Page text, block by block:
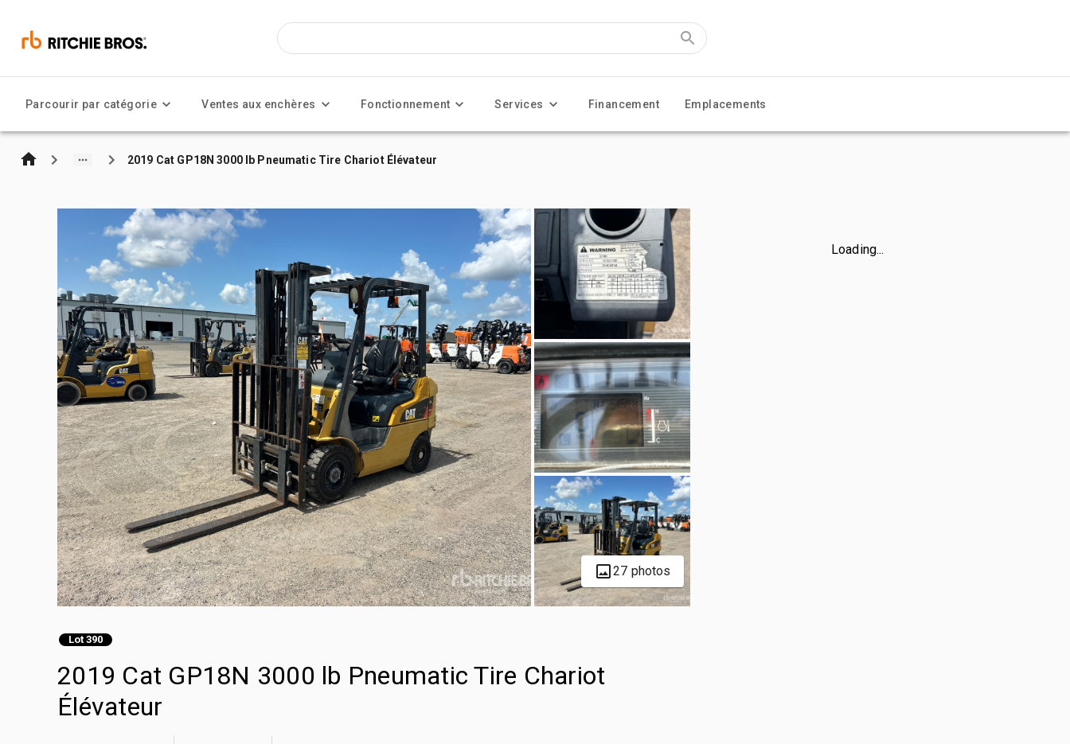
Parcourir par catégorie Ventes aux enchères Fonctionnement Services Financement Emplacements
2019 Cat GP18N 3000 lb Pneumatic Tire Chariot Élévateur
27 photos
Lot 390
2019 Cat GP18N 3000 lb Pneumatic Tire Chariot
Élévateur
Loading...